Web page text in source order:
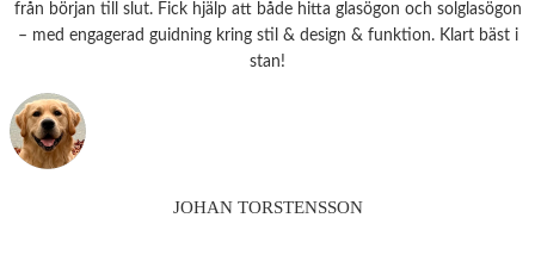
från början till slut. Fick hjälp att både hitta glasögon och solglasögon
– med engagerad guidning kring stil & design & funktion. Klart bäst i
stan!
JOHAN TORSTENSSON